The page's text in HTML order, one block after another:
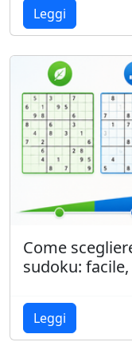
Leggi
Come
sudoku:
Leggi